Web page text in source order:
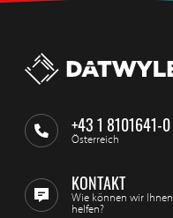
+43 1 8101641-0
Österreich
KONTAKT
Wie können wir Ihnen
helfen?